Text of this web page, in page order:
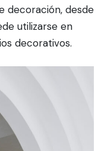
decoración, desde
utilizarse en
decorativos.